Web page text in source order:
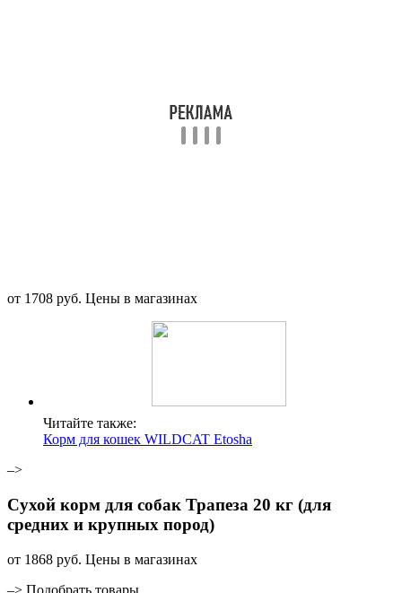
от 1708 руб. Цены в магазинах
Читайте также:
Корм для кошек WILDCAT Etosha
–>
Сухой корм для собак Трапеза 20 кг (для
средних и крупных пород)
от 1868 руб. Цены в магазинах
–> Подобрать товары